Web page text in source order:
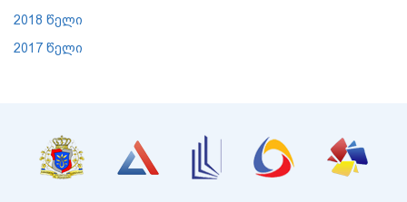
2018 წელი
2017 წელი